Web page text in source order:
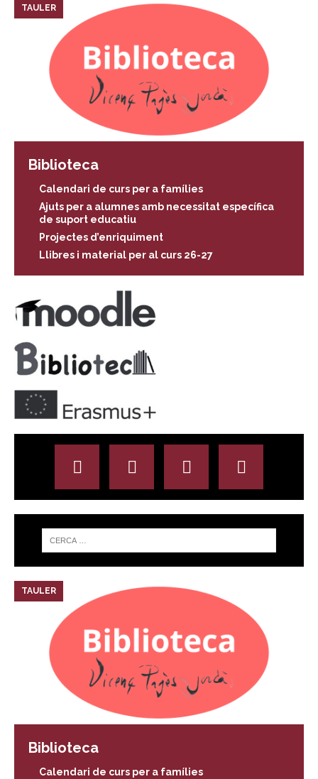
TAULER
Biblioteca
Calendari de curs per a famílies
Ajuts per a alumnes amb necessitat específica
de suport educatiu
Projectes d’enriquiment
Llibres i material per al curs 26-27
TAULER
Biblioteca
Calendari de curs per a famílies